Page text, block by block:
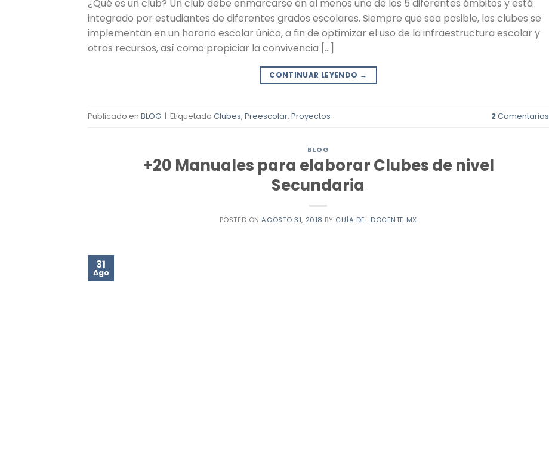
¿Qué es un club? Un club debe enmarcarse en al menos uno de los 5 diferentes ámbitos y está
integrado por estudiantes de diferentes grados escolares. Siempre que sea posible, los clubes se
implementan en un horario escolar único, a fin de optimizar el uso de la infraestructura escolar y
otros recursos, así como propiciar la convivencia […]
CONTINUAR LEYENDO →
Publicado en BLOG | Etiquetado Clubes, Preescolar, Proyectos 2Comentarios
BLOG
+20 Manuales para elaborar Clubes de nivel
Secundaria
POSTED ONAGOSTO 31, 2018 BY GUÍA DEL DOCENTE MX
31
Ago